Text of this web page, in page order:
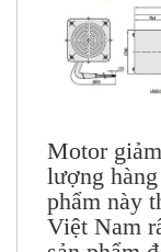
Motor giảm
lượng
phẩm này